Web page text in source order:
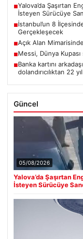
■Yalova’da Şaşırtan
İsteyen Sürücüye
■İstanbul’un 8
Gerçekleşecek
■Açık Alan
■Messi, Dünya
■Banka kartını
dolandırıcılıktan 22
Güncel
05/08/2026
Yalova’da Şaşırtan
İsteyen Sürücüye